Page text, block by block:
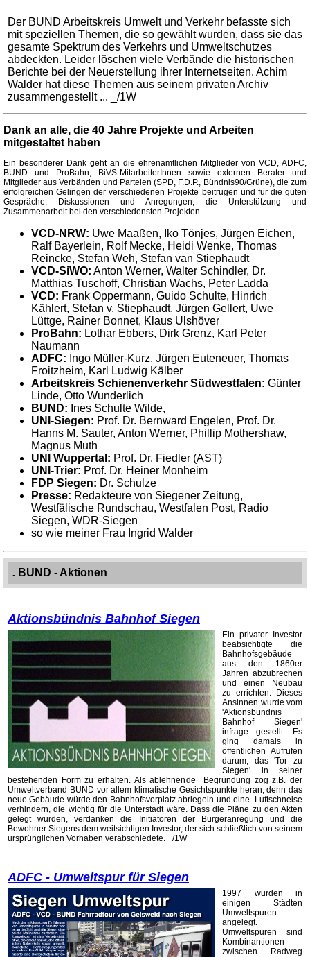
Der BUND Arbeitskreis Umwelt und Verkehr befasste sich
mit speziellen Themen, die so gewählt wurden, dass sie das
gesamte Spektrum des Verkehrs und Umweltschutzes
abdeckten. Leider löschen viele Verbände die historischen
Berichte bei der Neuerstellung ihrer Internetseiten. Achim
Walder hat diese Themen aus seinem privaten Archiv
zusammengestellt ... _/1W
Dank an alle, die 40 Jahre Projekte und Arbeiten
mitgestaltet haben
Ein besonderer Dank geht an die ehrenamtlichen Mitglieder von VCD, ADFC,
BUND und ProBahn, BiVS-MitarbeiterInnen sowie externen Berater und
Mitglieder aus Verbänden und Parteien (SPD, F.D.P., Bündnis90/Grüne), die zum
erfolgreichen Gelingen der verschiedenen Projekte beitrugen und für die guten
Gespräche, Diskussionen und Anregungen, die Unterstützung und
Zusammenarbeit bei den verschiedensten Projekten.
VCD-NRW: Uwe Maaßen, Iko Tönjes, Jürgen Eichen,
Ralf Bayerlein, Rolf Mecke, Heidi Wenke, Thomas
Reincke, Stefan Weh, Stefan van Stiephaudt
VCD-SiWO: Anton Werner, Walter Schindler, Dr.
Matthias Tuschoff, Christian Wachs, Peter Ladda
VCD: Frank Oppermann, Guido Schulte, Hinrich
Kählert, Stefan v. Stiephaudt, Jürgen Gellert, Uwe
Lüttge, Rainer Bonnet, Klaus Ulshöver
ProBahn: Lothar Ebbers, Dirk Grenz, Karl Peter
Naumann
ADFC: Ingo Müller-Kurz, Jürgen Euteneuer, Thomas
Froitzheim, Karl Ludwig Kälber
Arbeitskreis Schienenverkehr Südwestfalen: Günter
Linde, Otto Wunderlich
BUND: Ines Schulte Wilde,
UNI-Siegen: Prof. Dr. Bernward Engelen, Prof. Dr.
Hanns M. Sauter, Anton Werner, Phillip Mothershaw,
Magnus Muth
UNI Wuppertal: Prof. Dr. Fiedler (AST)
UNI-Trier: Prof. Dr. Heiner Monheim
FDP Siegen: Dr. Schulze
Presse: Redakteure von Siegener Zeitung,
Westfälische Rundschau, Westfalen Post, Radio
Siegen, WDR-Siegen
so wie meiner Frau Ingrid Walder
. BUND - Aktionen
Aktionsbündnis Bahnhof Siegen
Ein privater Investor
beabsichtigte die
Bahnhofsgebäude
aus den 1860er
Jahren abzubrechen
und einen Neubau
zu errichten. Dieses
Ansinnen wurde vom
'Aktionsbündnis
Bahnhof Siegen'
infrage gestellt. Es
ging damals in
öffentlichen Aufrufen
darum, das 'Tor zu
Siegen' in seiner
bestehenden Form zu erhalten. Als ablehnende Begründung zog z.B. der
Umweltverband BUND vor allem klimatische Gesichtspunkte heran, denn das
neue Gebäude würde den Bahnhofsvorplatz abriegeln und eine Luftschneise
verhindern, die wichtig für die Unterstadt wäre. Dass die Pläne zu den Akten
gelegt wurden, verdanken die Initiatoren der Bürgeranregung und die
Bewohner Siegens dem weitsichtigen Investor, der sich schließlich von seinem
ursprünglichen Vorhaben verabschiedete. _/1W
ADFC - Umweltspur für Siegen
1997 wurden in
einigen Städten
Umweltspuren
angelegt.
Umweltspuren sind
Kombinantionen
zwischen Radweg